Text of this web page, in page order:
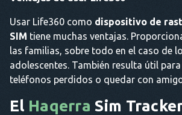
Usar Life360 como dispositivo de
SIM tiene muchas ventajas.
las familias, sobre todo en el caso de
adolescentes. También resulta útil
teléfonos perdidos o quedar con
El Haqerra Sim